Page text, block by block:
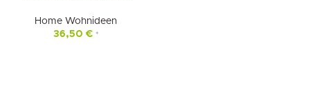
Home Wohnideen
36,50 € *